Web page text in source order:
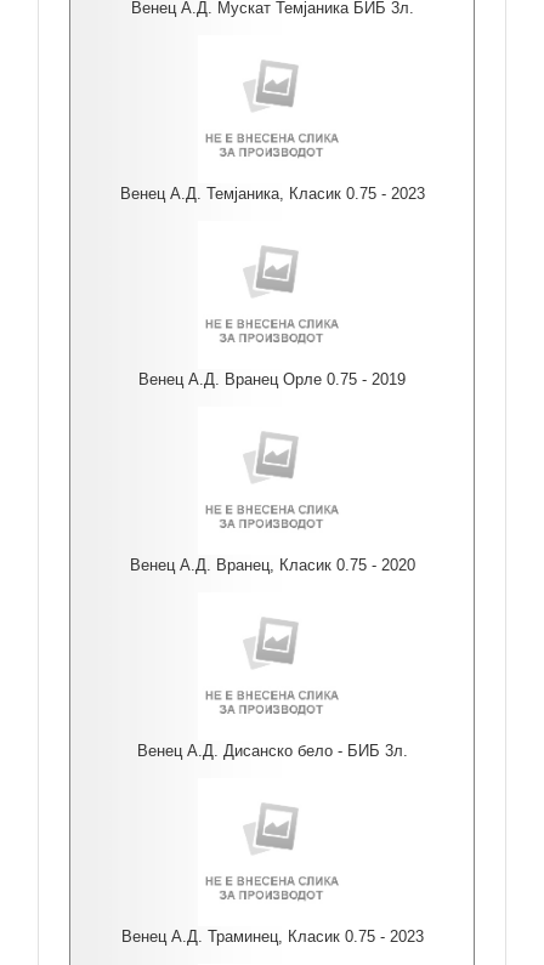
Венец А.Д. Мускат Темјаника БИБ 3л.
Венец А.Д. Темјаника, Класик 0.75 - 2023
Венец А.Д. Вранец Орле 0.75 - 2019
Венец А.Д. Вранец, Класик 0.75 - 2020
Венец А.Д. Дисанско бело - БИБ 3л.
Венец А.Д. Траминец, Класик 0.75 - 2023